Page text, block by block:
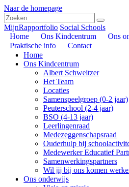
Naar de homepage
MijnRapportfolio Social Schools
Home
Ons Kindcentrum
Ons
Praktische info
Contact
Home
Ons Kindcentrum
Albert Schweitzer
Het Team
Locaties
Samenspeelgroep (0-2 jaar)
Peuterschool (2-4 jaar)
BSO (4-13 jaar)
Leerlingenraad
Medezeggenschapsraad
Ouderhulp bij
Medewerker Educatief
Samenwerkingspartners
Wil jij bij ons komen
Ons onderwijs